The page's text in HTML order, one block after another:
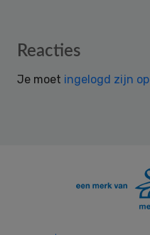
Reader
Reacties
Je moet ingelogd zijn op